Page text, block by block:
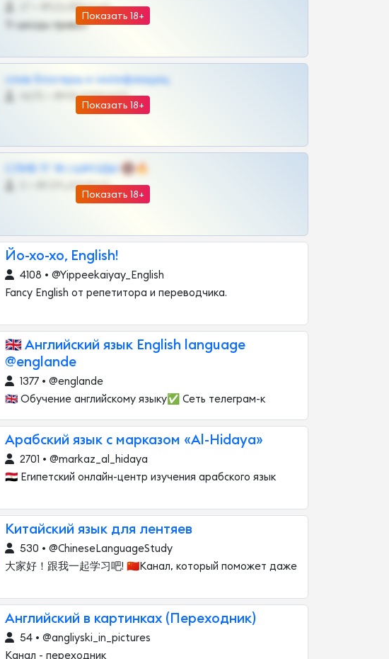
Показать 18+
@SZu3ll3sCatt_bot
Тг шкоды приват
Показать 18+
слив блогерш и онлифанщиц
@MILKPRIVATES39BOT
Показать 18+
СЛИВ ТГ 18 | ШКОДЫ 🔞🔥
@OPLATAPODPSK1BOT
Йо-хо-хо, English!
4108 • @Yippeekaiyay_English
Fancy English от репетитора и переводчика.
🇬🇧 Английский язык English language
@englande
1377 • @englande
🇬🇧 Обучение английскому языку✅ Сеть телеграм-к
Арабский язык с марказом «Al-Hidaya»
2701 • @markaz_al_hidaya
🇪🇬 Египетский онлайн-центр изучения арабского язык
Китайский язык для лентяев
530 • @ChineseLanguageStudy
大家好！跟我一起学习吧! 🇨🇳Канал, который поможет даже
Английский в картинках (Переходник)
54 • @angliyski_in_pictures
Канал - переходник